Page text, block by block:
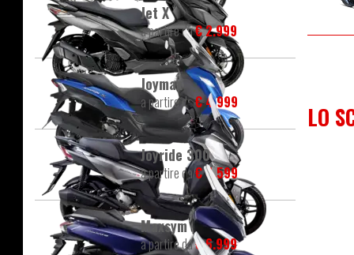
Jet X
a partire da€ 2.999
Joymax
a partire da€ 4.999
Joyride 300
a partire da€ 4.599
Maxsym
a partire da€ 6.999
LO